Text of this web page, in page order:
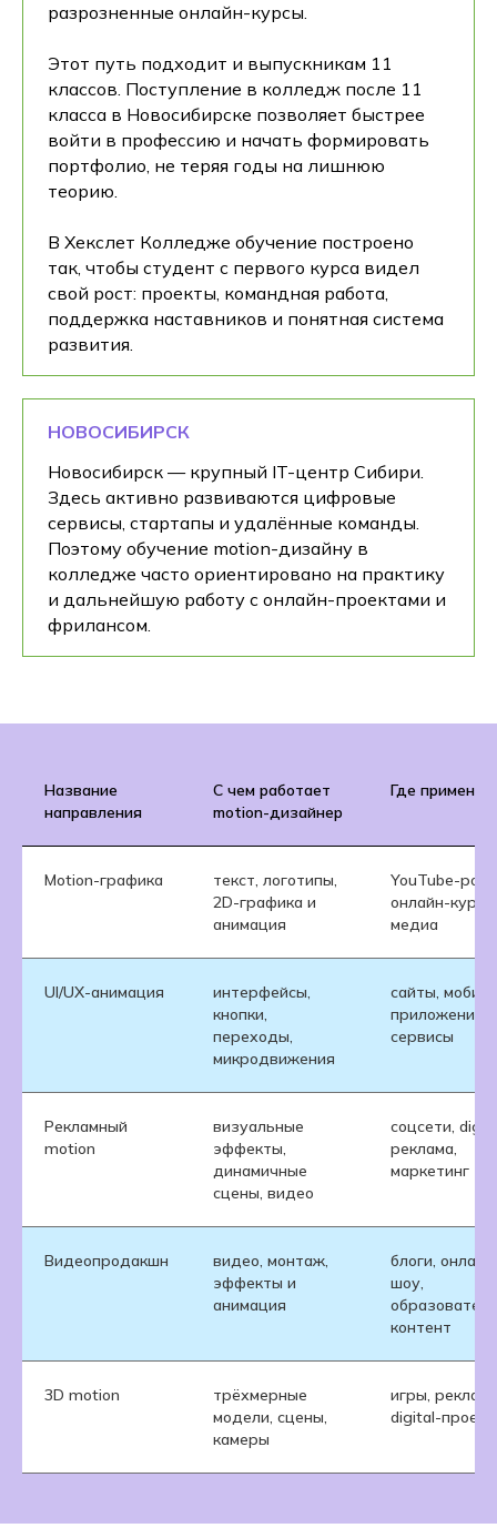
разрозненные онлайн-курсы.
Этот путь подходит и выпускникам 11
классов. Поступление в колледж после 11
класса в Новосибирске позволяет быстрее
войти в профессию и начать формировать
портфолио, не теряя годы на лишнюю
теорию.
В Хекслет Колледже обучение построено
так, чтобы студент с первого курса видел
свой рост: проекты, командная работа,
поддержка наставников и понятная система
развития.
НОВОСИБИРСК
Новосибирск — крупный IT-центр Сибири.
Здесь активно развиваются цифровые
сервисы, стартапы и удалённые команды.
Поэтому обучение motion-дизайну в
колледже часто ориентировано на практику
и дальнейшую работу с онлайн-проектами и
фрилансом.
Название
направления
С чем работает
motion-дизайнер
Где
Motion-графика
текст, логотипы,
2D-графика и
анимация
YouTube-
онлайн-
медиа
UI/UX-анимация
интерфейсы,
кнопки,
переходы,
микродвижения
сайты,
приложения,
сервисы
Рекламный
motion
визуальные
эффекты,
динамичные
сцены, видео
соцсети,
реклама,
маркетинг
Видеопродакшн
видео, монтаж,
эффекты и
анимация
блоги,
шоу,
контент
3D motion
трёхмерные
модели, сцены,
камеры
игры,
digital-